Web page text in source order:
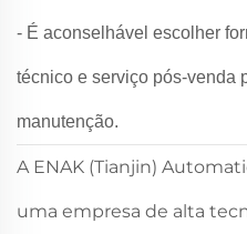
- É aconselhável escolher
técnico e serviço pós-venda
manutenção.
A ENAK (Tianjin)
uma empresa de alta